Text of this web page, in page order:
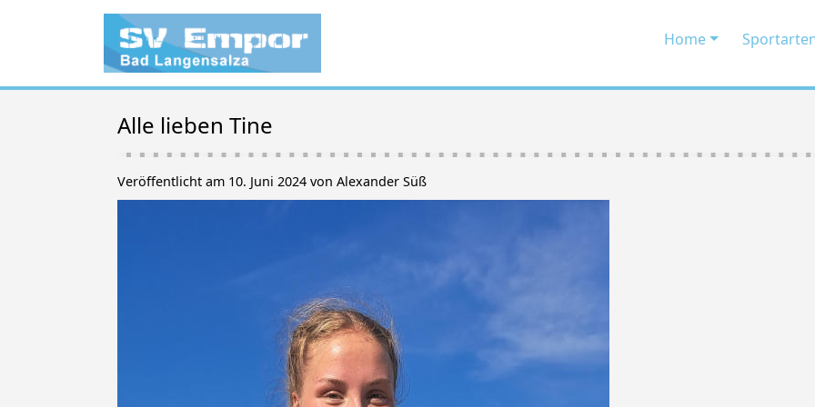
Home
Alle lieben Tine
Veröffentlicht am 10. Juni 2024 von Alexander Süß